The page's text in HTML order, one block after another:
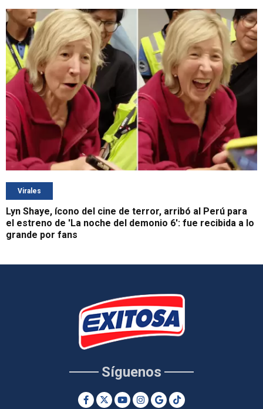
Virales
Lyn Shaye, ícono del cine de terror, arribó al Perú para
el estreno de 'La noche del demonio 6': fue recibida a lo
grande por fans
Síguenos